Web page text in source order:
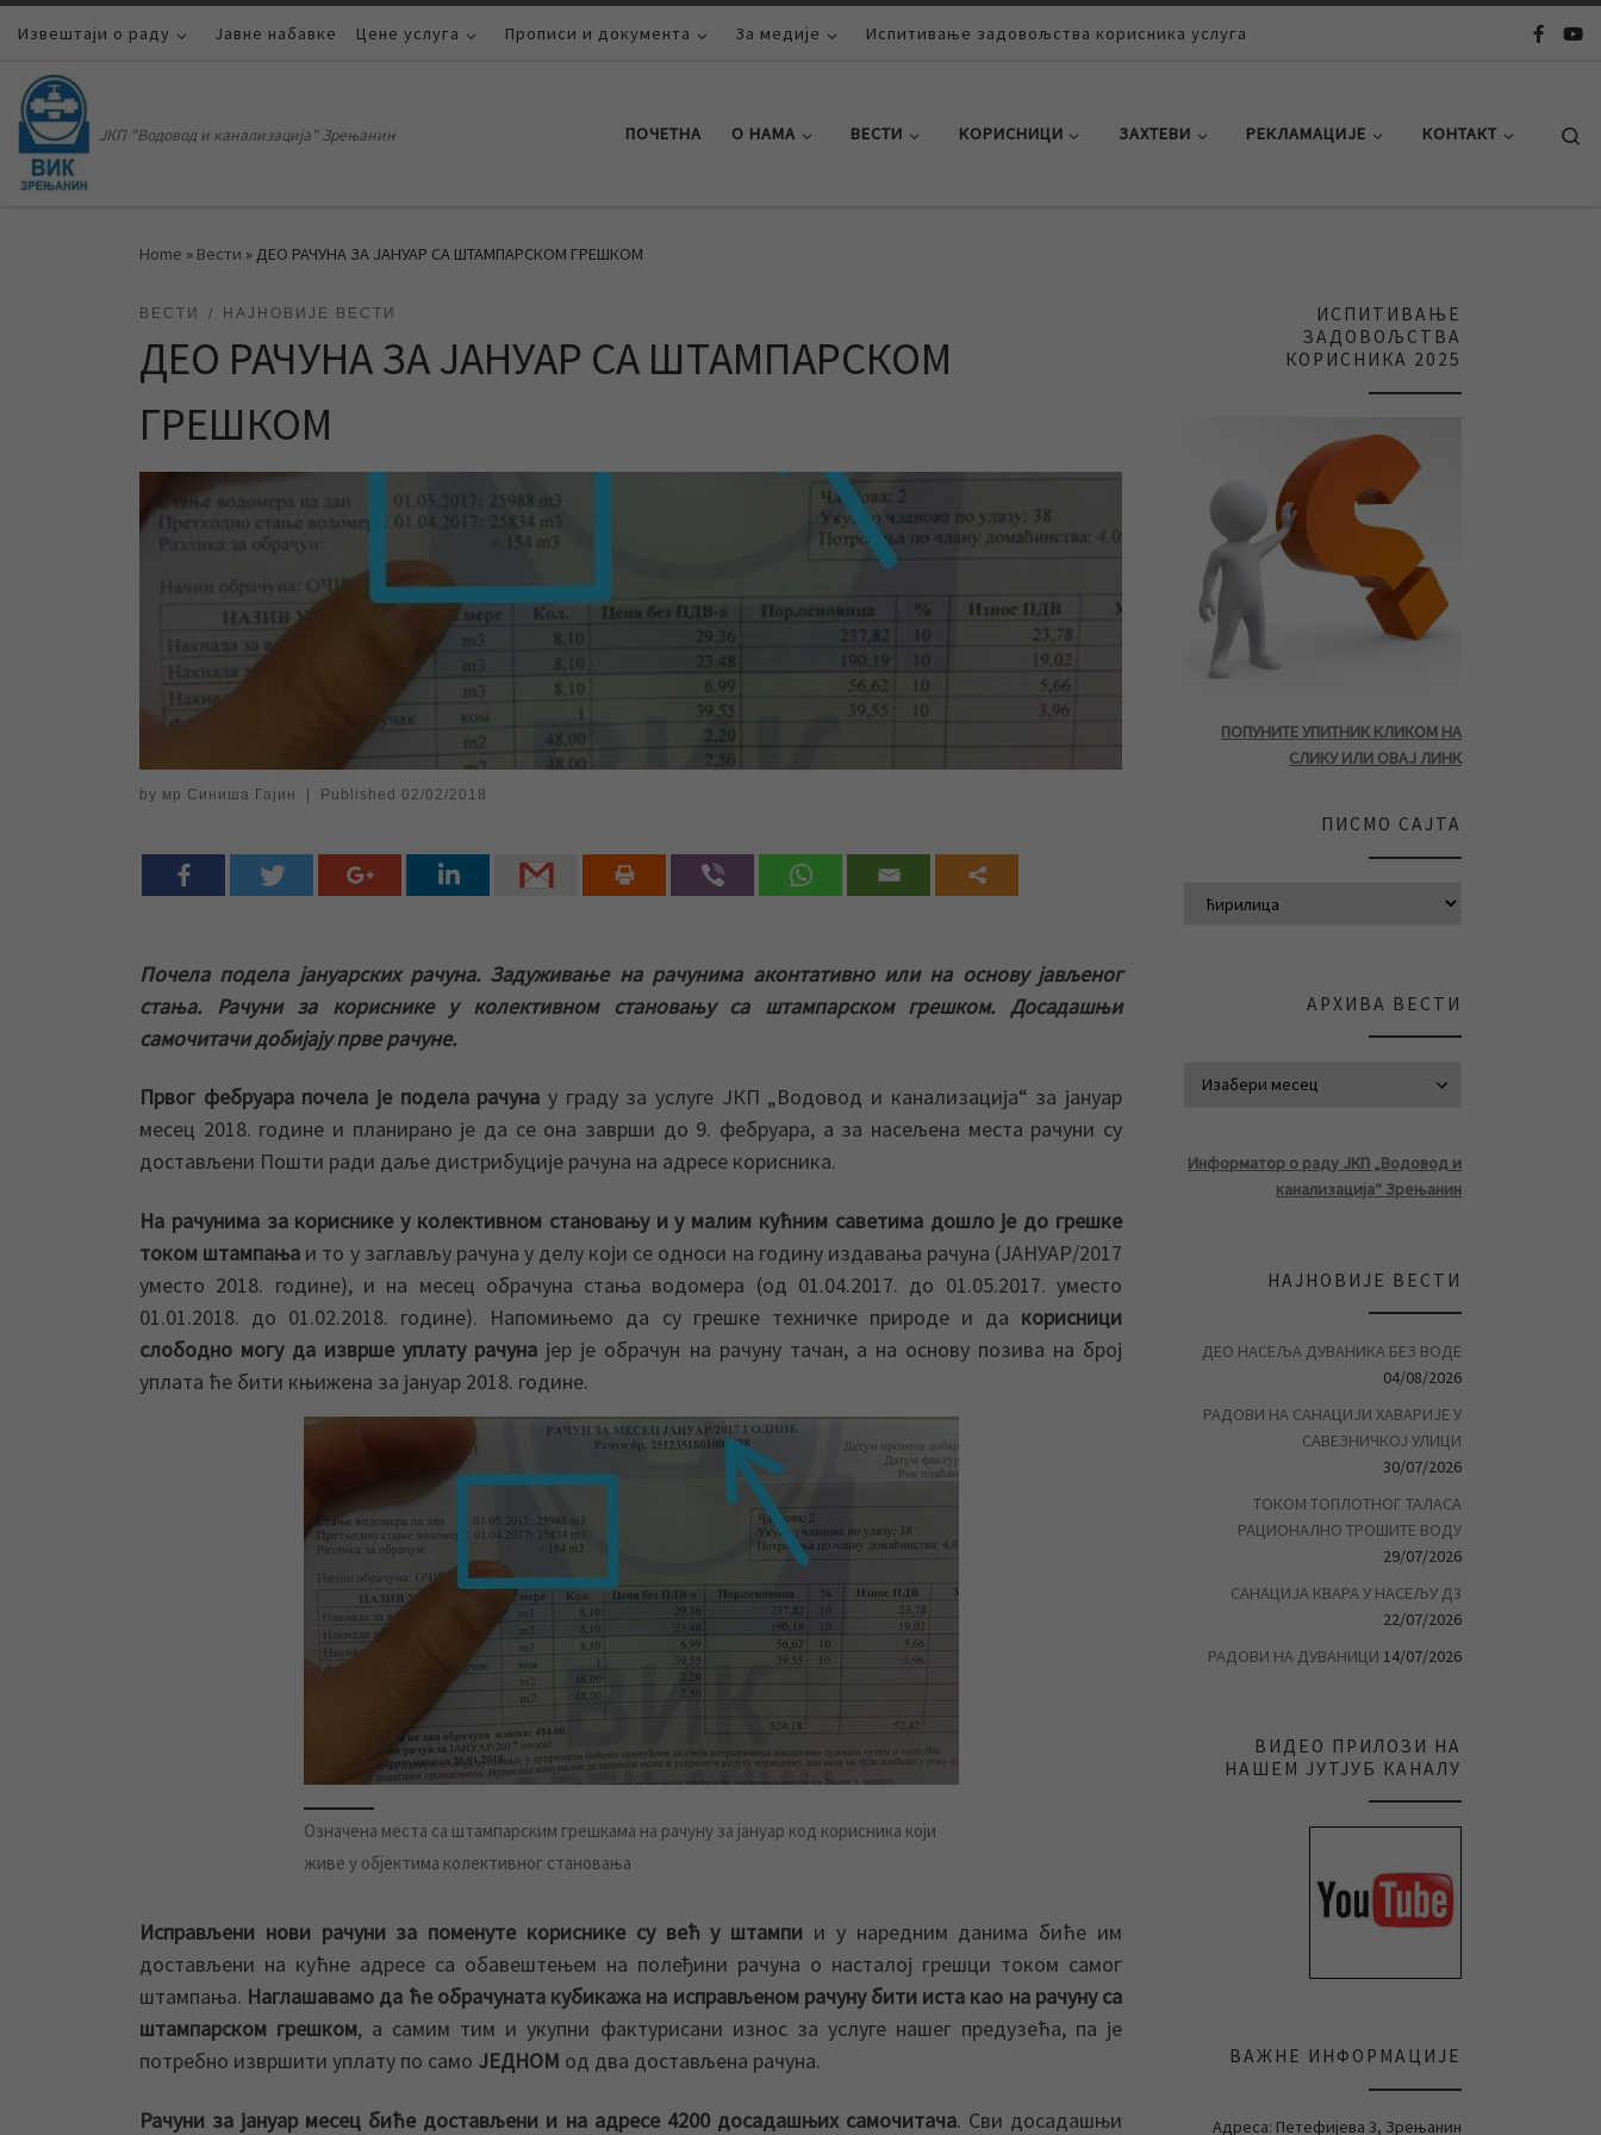
Skip to content
Извештаји о раду Јавне набавке Цене услуга Прописи и документа За медије Испитивање задовољства корисника услуга
ЈКП "Водовод и канализација" Зрењанин ПОЧЕТНА О НАМА ВЕСТИ КОРИСНИЦИ ЗАХТЕВИ РЕКЛАМАЦИЈЕ КОНТАКТ
Home » Вести » ДЕО РАЧУНА ЗА ЈАНУАР СА ШТАМПАРСКОМ ГРЕШКОМ
ВЕСТИ НАЈНОВИЈЕ ВЕСТИ
ДЕО РАЧУНА ЗА ЈАНУАР СА ШТАМПАРСКОМ
ГРЕШКОМ
by мр Синиша Гајин Published 02/02/2018
Почела подела јануарских рачуна. Задуживање на рачунима аконтативно или на основу јављеног
стања. Рачуни за кориснике у колективном становању са штампарском грешком. Досадашњи
самочитачи добијају прве рачуне.
Првог фебруара почела је подела рачуна у граду за услуге ЈКП „Водовод и канализација“ за јануар
месец 2018. године и планирано је да се она заврши до 9. фебруара, а за насељена места рачуни су
достављени Пошти ради даље дистрибуције рачуна на адресе корисника.
На рачунима за кориснике у колективном становању и у малим кућним саветима дошло је до грешке
током штампања и то у заглављу рачуна у делу који се односи на годину издавања рачуна (ЈАНУАР/2017
уместо 2018. године), и на месец обрачуна стања водомера (од 01.04.2017. до 01.05.2017. уместо
01.01.2018. до 01.02.2018. године). Напомињемо да су грешке техничке природе и да корисници
слободно могу да изврше уплату рачуна јер је обрачун на рачуну тачан, а на основу позива на број
уплата ће бити књижена за јануар 2018. године.
Означена места са штампарским грешкама на рачуну за јануар код корисника који
живе у објектима колективног становања
Исправљени нови рачуни за поменуте кориснике су већ у штампи и у наредним данима биће им
достављени на кућне адресе са обавештењем на полеђини рачуна о насталој грешци током самог
штампања. Наглашавамо да ће обрачуната кубикажа на исправљеном рачуну бити иста као на рачуну са
штампарском грешком, а самим тим и укупни фактурисани износ за услуге нашег предузећа, па је
потребно извршити уплату по само ЈЕДНОМ од два достављена рачуна.
Рачуни за јануар месец биће достављени и на адресе 4200 досадашњих самочитача. Сви досадашњи
ИСПИТИВАЊЕ
ЗАДОВОЉСТВА
КОРИСНИКА 2025
ПОПУНИТЕ УПИТНИК КЛИКОМ НА
СЛИКУ ИЛИ ОВАЈ ЛИНК
ПИСМО САЈТА
АРХИВА ВЕСТИ
Информатор о раду ЈКП „Водовод и
канализација“ Зрењанин
НАЈНОВИЈЕ ВЕСТИ
ДЕО НАСЕЉА ДУВАНИКА БЕЗ ВОДЕ
04/08/2026
РАДОВИ НА САНАЦИЈИ ХАВАРИЈЕ У
САВЕЗНИЧКОЈ УЛИЦИ
30/07/2026
ТОКОМ ТОПЛОТНОГ ТАЛАСА
РАЦИОНАЛНО ТРОШИТЕ ВОДУ
29/07/2026
САНАЦИЈА КВАРА У НАСЕЉУ Д3
22/07/2026
РАДОВИ НА ДУВАНИЦИ 14/07/2026
ВИДЕО ПРИЛОЗИ НА
НАШЕМ ЈУТЈУБ КАНАЛУ
ВАЖНЕ ИНФОРМАЦИЈЕ
Адреса: Петефијева 3, Зрењанин